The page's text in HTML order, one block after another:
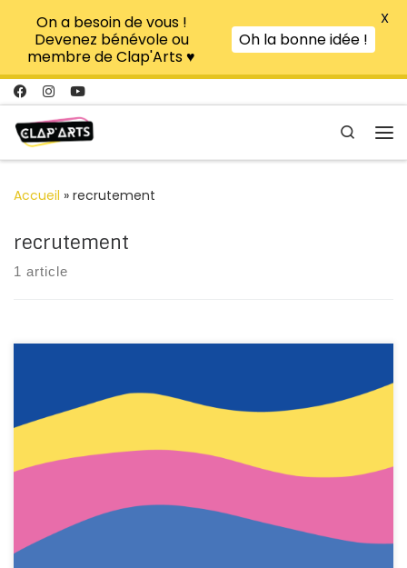
Passer au contenu
Search
Accueil » recrutement
recrutement
1 article
Clap’Arts lance un appel à tou(te)s les passionné(e)s
d’art et personnes engagé(e)s pour rejoindre notre
Festival, nous avons identifié trois catégories
principales de bénévolat : Chacune de ces catégories
bénévoles du Jour J […]
On a besoin de vous !
Devenez bénévole ou
membre de Clap'Arts ♥
Oh la bonne idée !
X